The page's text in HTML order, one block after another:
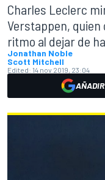
Charles Leclerc
Verstappen,
ritmo al dejar de
Jonathan Noble
Scott Mitchell
Edited: 14 nov 2019, 23:04